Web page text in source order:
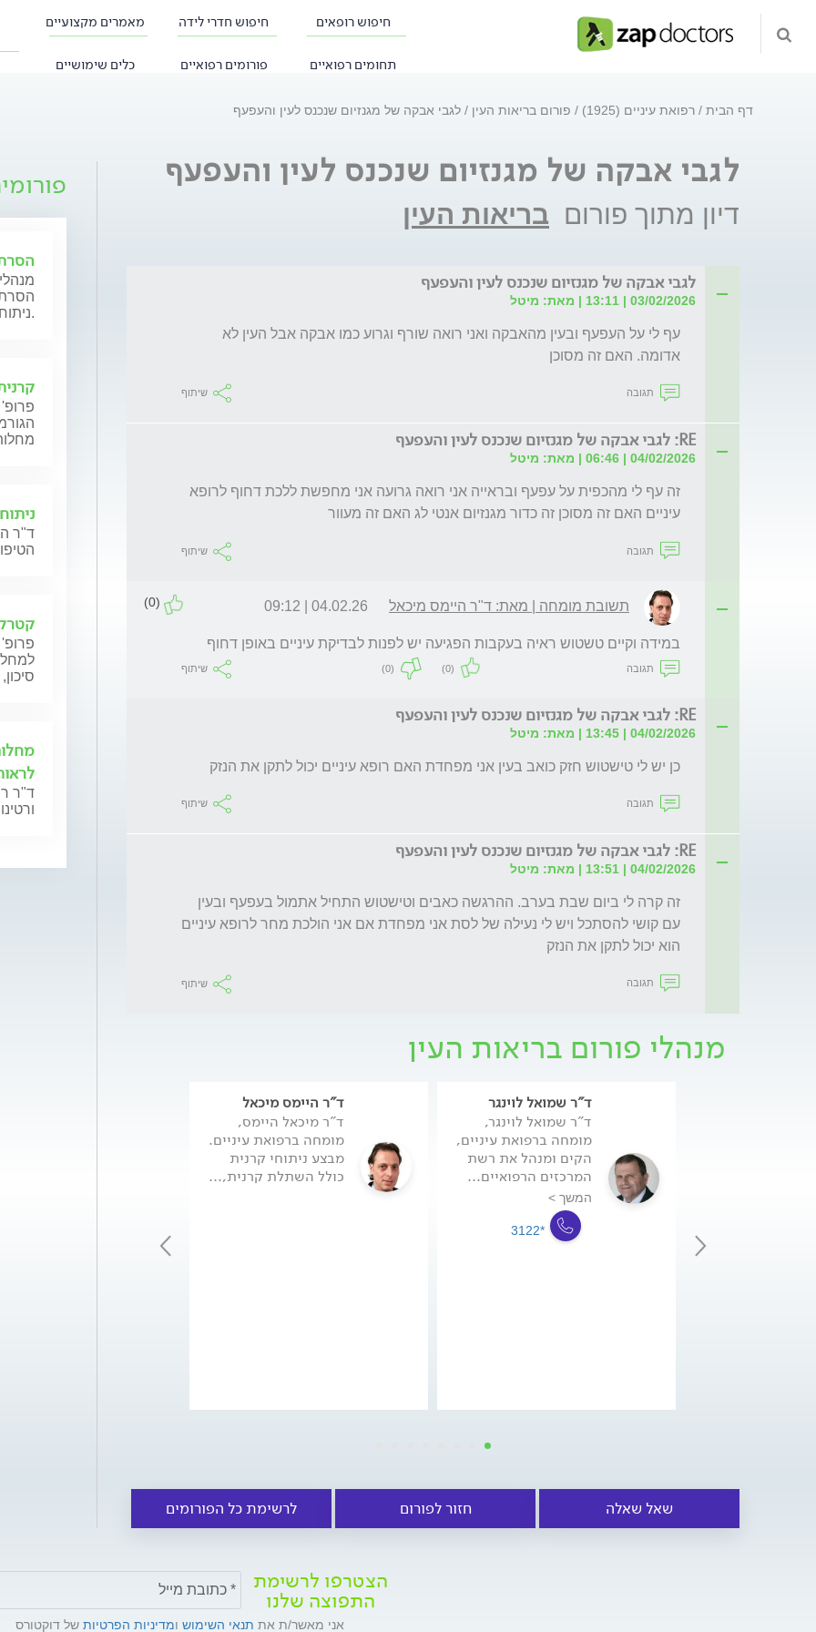
חיפוש רופאים חיפוש חדרי לידה מאמרים מקצועיים
תחומים רפואיים פורומים רפואיים כלים שימושיים
דף הבית רפואת עיניים (1925) פורום בריאות העין לגבי אבקה של מגנזיום שנכנס לעין והעפעף
לגבי אבקה של מגנזיום שנכנס לעין והעפעף
דיון מתוך פורום בריאות העין
לגבי אבקה של מגנזיום שנכנס לעין והעפעף
03/02/2026 | 13:11 | מאת: מיטל
אדומה. האם זה מסוכן
תגובה שיתוף
RE: לגבי אבקה של מגנזיום שנכנס לעין והעפעף
04/02/2026 | 06:46 | מאת: מיטל
עיניים האם זה מסוכן זה כדור מגנזיום אנטי לג האם זה מעוור
תגובה שיתוף
תשובת מומחה | מאת: ד"ר היימס מיכאל 04.02.26 | 09:12
(0)
במידה וקיים טשטוש ראיה בעקבות הפגיעה יש לפנות לבדיקת עיניים באופן דחוף
תגובה (0)
(0) שיתוף
RE: לגבי אבקה של מגנזיום שנכנס לעין והעפעף
04/02/2026 | 13:45 | מאת: מיטל
כן יש לי טישטוש חזק כואב בעין אני מפחדת האם רופא עיניים יכול לתקן את הנזק
תגובה שיתוף
RE: לגבי אבקה של מגנזיום שנכנס לעין והעפעף
04/02/2026 | 13:51 | מאת: מיטל
הוא יכול לתקן את הנזק
תגובה שיתוף
מנהלי פורום בריאות העין
ד"ר היימס מיכאל
ד"ר מיכאל היימס,
מומחה ברפואת עיניים.
מבצע ניתוחי קרנית
כולל השתלת קרנית,...
ד"ר שמואל לוינגר
ד"ר שמואל לוינגר,
מומחה ברפואת עיניים,
הקים ומנהל את רשת
המרכזים הרפואיים...
המשך >
*3122
שאל שאלה חזור לפורום לרשימת כל הפורומים
הסרת
ניתוחיים במגוון שיטות.
ד"ר
ד"ר
הצטרפו לרשימת
התפוצה שלנו
אני מאשר/ת את תנאי השימוש ומדיניות הפרטיות של דוקטורס